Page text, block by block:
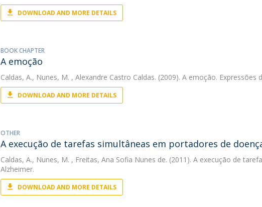
DOWNLOAD AND MORE DETAILS
BOOK CHAPTER
A emoção
Caldas, A., Nunes, M. , Alexandre Castro Caldas. (2009). A emoção. Expressões
DOWNLOAD AND MORE DETAILS
OTHER
A execução de tarefas simultâneas em portadores de
Caldas, A., Nunes, M. , Freitas, Ana Sofia Nunes de. (2011). A execução de
Alzheimer.
DOWNLOAD AND MORE DETAILS